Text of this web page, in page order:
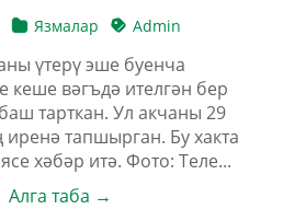
Язмалар Admin
үтерү эше буенча
кеше вәгъдә ителгән бер
тарткан. Ул акчаны 29
тапшырган. Бу хакта
хәбәр итә. Фото: Теле...
Алга таба →